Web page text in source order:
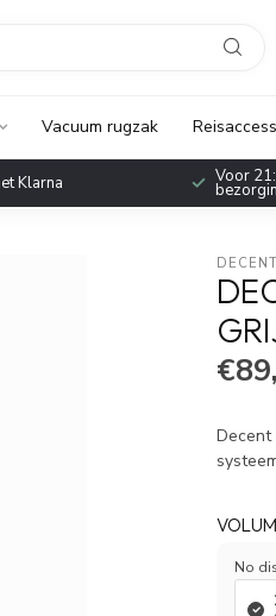
Vacuum rugzak
dag verzonden, ook Pak
DECENT
No